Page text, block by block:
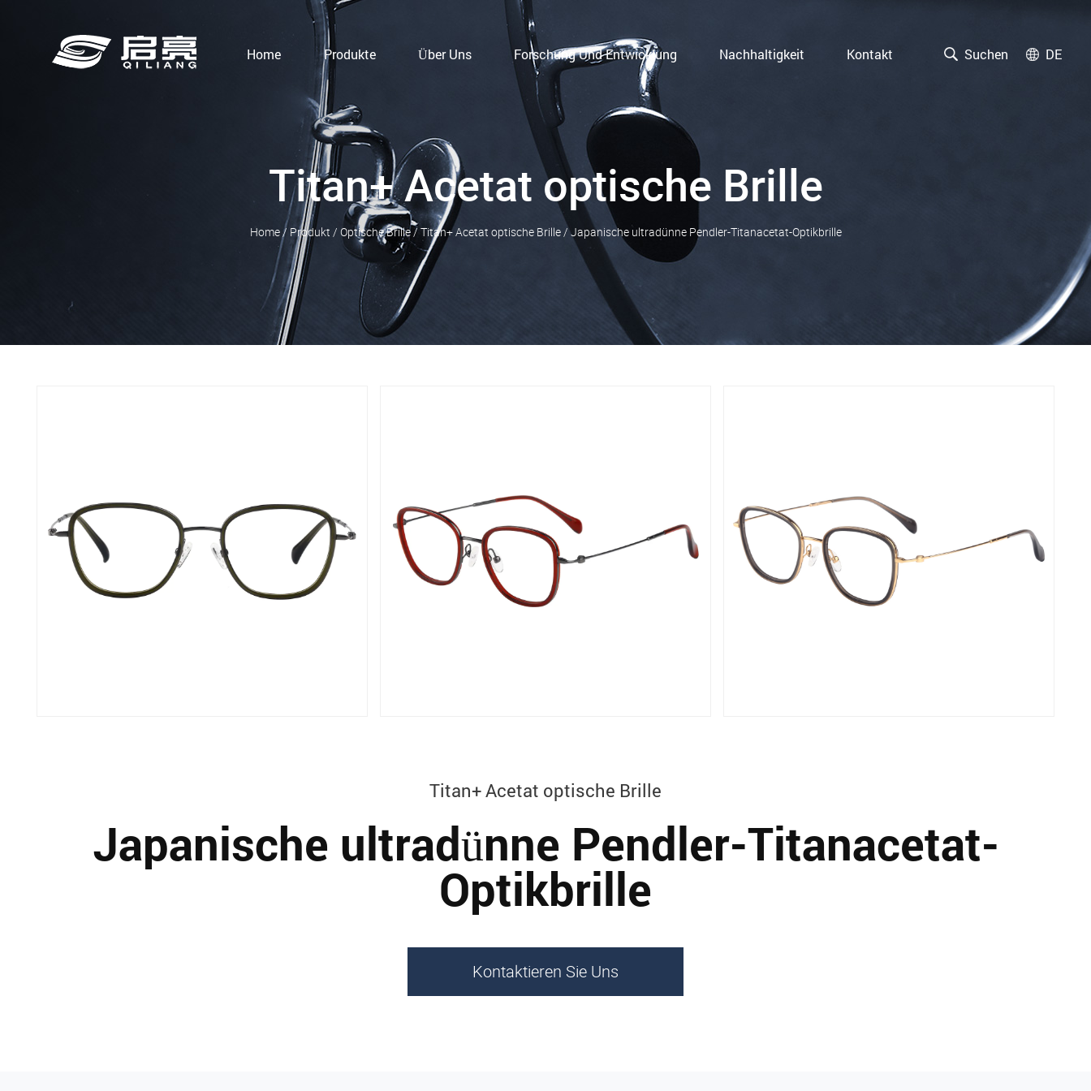
Home Produkte Über Uns Forschung Und Entwicklung Nachhaltigkeit Kontakt Suchen DE
Titan+ Acetat optische Brille
Home/ Produkt / Optische Brille/Titan+ Acetat optische Brille/Japanische ultradünne Pendler-Titanacetat-Optikbrille
Titan+ Acetat optische Brille
Japanische ultradünne Pendler-Titanacetat-
Optikbrille
Kontaktieren Sie Uns